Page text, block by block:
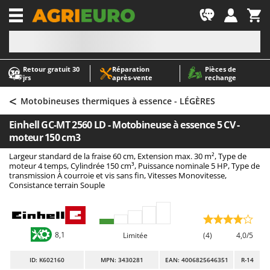
Retour gratuit 30
jrs
Réparation
après‑vente
Pièces de
rechange
-1
A
Abris de jardin
Accessoires pour tracteurs tondeuses autoportés
Aérateurs Scarificateurs pour gazon
Arracheuses de pommes de terre pour tracteur
Aspirateurs - Balais Électriques
Aspirateurs à cendres
Aspirateurs à feuilles sur roues
Aspirateurs de piscine
Aspirateurs Multifonctions
Atomiseurs agricoles pour tracteurs
Atomiseurs pour traitements
A
AgriEuro Premium
AgriEuro TOP-LINE
AGT
Aima
Airmec
AL-KO
ALA 2000
Alce
Alpina
Ama
< Motobineuses thermiques à essence - LÉGÈRES
Einhell GC-MT 2560 LD - Motobineuse à essence 5 CV -
moteur 150 cm3
Largeur standard de la fraise 60 cm, Extension max. 30 m², Type de
moteur 4 temps, Cylindrée 150 cm³, Puissance nominale 5 HP, Type de
transmission À courroie et vis sans fin, Vitesses Monovitesse,
Consistance terrain Souple
8,1 Limitée (4) 4,0/5
ID: K602160 MPN: 3430281 EAN: 4006825646351 R-14